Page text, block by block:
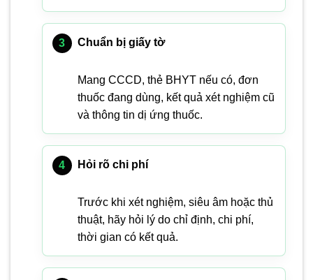
Chuẩn bị giấy tờ
Mang CCCD, thẻ BHYT nếu có, đơn
thuốc đang dùng, kết quả xét nghiệm cũ
và thông tin dị ứng thuốc.
Hỏi rõ chi phí
Trước khi xét nghiệm, siêu âm hoặc thủ
thuật, hãy hỏi lý do chỉ định, chi phí,
thời gian có kết quả.